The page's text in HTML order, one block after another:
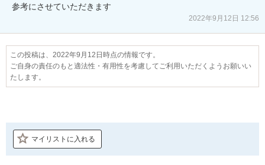
参考にさせていただきます
2022年9月12日 12:56
この投稿は、2022年9月12日時点の情報です。
ご自身の責任のもと適法性・有用性を考慮してご利用いただくようお願いい
たします。
マイリストに入れる